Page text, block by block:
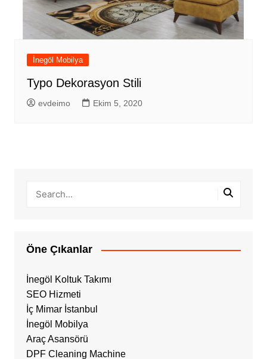
İnegöl Mobilya
Typo Dekorasyon Stili
evdeimo Ekim 5, 2020
Öne Çıkanlar
İnegöl Koltuk Takımı
SEO Hizmeti
İç Mimar İstanbul
İnegöl Mobilya
Araç Asansörü
DPF Cleaning Machine